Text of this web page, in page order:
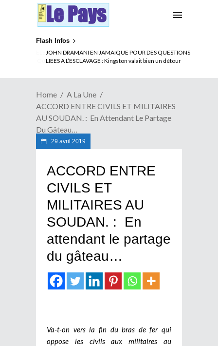
Flash Infos
ELECTION DE TALON A LA TETE DU SENAT BENINOIS :
Quand Patrice quitte le pouvoir sans partir !
Home
A La Une
ACCORD ENTRE CIVILS ET MILITAIRES
AU SOUDAN. : En Attendant Le Partage
Du Gâteau…
29 avril 2019
ACCORD ENTRE
CIVILS ET
MILITAIRES AU
SOUDAN. : En
attendant le partage
du gâteau…
Va-t-on vers la fin du bras de fer qui
oppose les civils aux militaires au